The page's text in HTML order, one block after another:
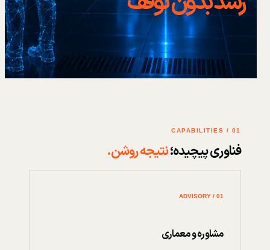
01 / CAPABILITIES
فناوری پیچیده؛نتیجه روشن.
01 / ADVISORY
مشاوره و معماری